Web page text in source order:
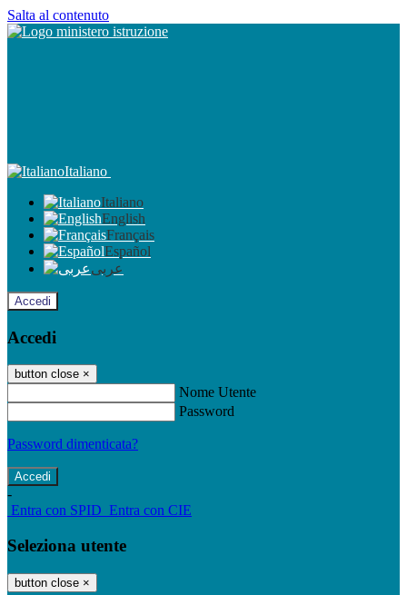
Salta al contenuto
Italiano
Italiano
English
Français
Español
عربى
Accedi
Accedi
button close ×
Nome Utente
Password
Password dimenticata?
-
Entra con SPID Entra con CIE
Seleziona utente
button close ×